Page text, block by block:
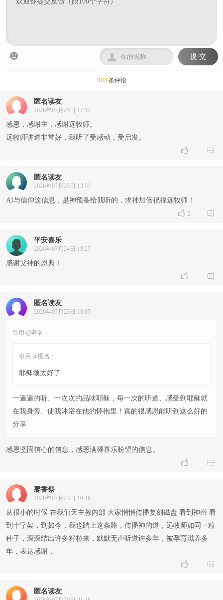
 提 交

303条评论
匿名读友
2026年07月25日 17:12
感恩，感谢主，感谢远牧师。
远牧师讲道非常好，我听了受感动，受启发。
 
匿名读友
2026年07月25日 13:53
AI与信仰这信息，是神预备给我听的，求神加倍祝福远牧师！
 2 
平安喜乐
2026年07月24日 19:27
感谢父神的恩典！
 
匿名读友
2026年07月23日 18:07
引用 @匿名：
引用 @匿名：
耶稣颂太好了
一遍遍的听、一次次的品味耶稣，每一次的听道、感受到耶稣就
在我身旁、使我沐浴在他的怀抱里！真的很感恩能听到这么好的
分享
感恩坚固信心的信息，感恩满得喜乐盼望的信息。
 
馨香祭
2026年07月23日 16:46
从很小的时候 在我们天主教内部 大家悄悄传播复刻磁盘 看到神州 看
到十字架，到如今，我也踏上这条路，传播神的道，远牧师如同一粒
种子，深深结出许多籽粒来，默默无声听道许多年，被孕育滋养多
年，表达感谢，
 
匿名读友